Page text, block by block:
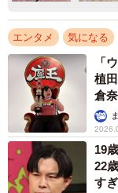
エンタメ 気になる
「
植
倉
19
22
すぎ